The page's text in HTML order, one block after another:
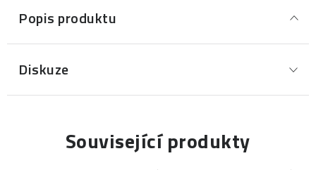
Popis produktu
Diskuze
Související produkty